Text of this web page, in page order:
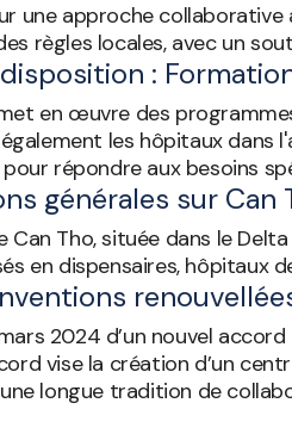
une approche
règles locales, avec un
:
en œuvre des
les hôpitaux dans
répondre aux besoins
générales sur
Can Tho, située dans le
en dispensaires, hôpitaux
2024 d’un nouvel
vise la création d’un
longue tradition de